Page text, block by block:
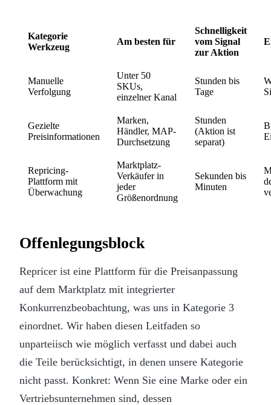
Kategorie
Werkzeug
Am besten für
Schnelligkeit
vom Signal
zur Aktion
Manuelle
Verfolgung
Unter 50
SKUs,
einzelner Kanal
Stunden bis
Tage
Gezielte
Preisinformationen
Marken,
Händler, MAP-
Durchsetzung
Stunden
(Aktion ist
separat)
Repricing-
Plattform mit
Überwachung
Marktplatz-
Verkäufer in
jeder
Größenordnung
Sekunden bis
Minuten
Offenlegungsblock
Repricer ist eine Plattform für die Preisanpassung
auf dem Marktplatz mit integrierter
Konkurrenzbeobachtung, was uns in Kategorie 3
einordnet. Wir haben diesen Leitfaden so
unparteiisch wie möglich verfasst und dabei auch
die Teile berücksichtigt, in denen unsere Kategorie
nicht passt. Konkret: Wenn Sie eine Marke oder ein
Vertriebsunternehmen sind, dessen